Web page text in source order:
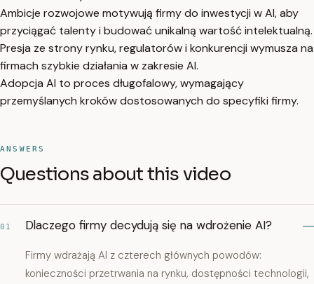
Ambicje rozwojowe motywują firmy do inwestycji w AI, aby
przyciągać talenty i budować unikalną wartość intelektualną.
Presja ze strony rynku, regulatorów i konkurencji wymusza na
firmach szybkie działania w zakresie AI.
Adopcja AI to proces długofalowy, wymagający
przemyślanych kroków dostosowanych do specyfiki firmy.
ANSWERS
Questions about this video
01 Dlaczego firmy decydują się na wdrożenie AI?
Firmy wdrażają AI z czterech głównych powodów:
konieczności przetrwania na rynku, dostępności technologii,